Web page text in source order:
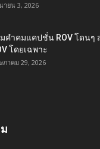
ายน 3, 2026
คำคมแคปชั่น ROV โดนๆ
โดยเฉพาะ
ภาคม 29, 2026